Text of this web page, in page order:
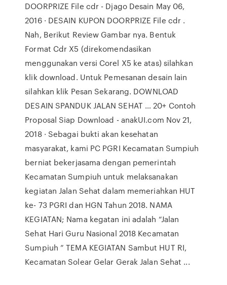
DOORPRIZE File cdr - Djago Desain May 06,
2016 · DESAIN KUPON DOORPRIZE File cdr .
Nah, Berikut Review Gambar nya. Bentuk
Format Cdr X5 (direkomendasikan
menggunakan versi Corel X5 ke atas) silahkan
klik download. Untuk Pemesanan desain lain
silahkan klik Pesan Sekarang. DOWNLOAD
DESAIN SPANDUK JALAN SEHAT … 20+ Contoh
Proposal Siap Download - anakUI.com Nov 21,
2018 · Sebagai bukti akan kesehatan
masyarakat, kami PC PGRI Kecamatan Sumpiuh
berniat bekerjasama dengan pemerintah
Kecamatan Sumpiuh untuk melaksanakan
kegiatan Jalan Sehat dalam memeriahkan HUT
ke- 73 PGRI dan HGN Tahun 2018. NAMA
KEGIATAN; Nama kegatan ini adalah “Jalan
Sehat Hari Guru Nasional 2018 Kecamatan
Sumpiuh ” TEMA KEGIATAN Sambut HUT RI,
Kecamatan Solear Gelar Gerak Jalan Sehat ...